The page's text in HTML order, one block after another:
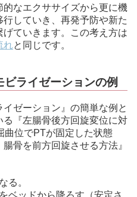
なエクササイズから更に機
していき、再発予防や新た
ていきます。この考え方は
れと同じです。
ライゼーションの例
イゼーション』の簡単な例と
『左腸骨後方回旋変位に対
位でPTが固定した状態
骨を前方回旋させる方法』
る。
ベッドから降ろす（安定さ